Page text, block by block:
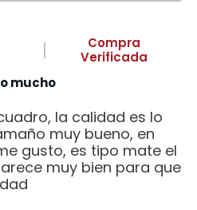
Compra
Verificada
mucho
la calidad es lo
muy bueno, en
gusto, es tipo mate el
muy bien para que